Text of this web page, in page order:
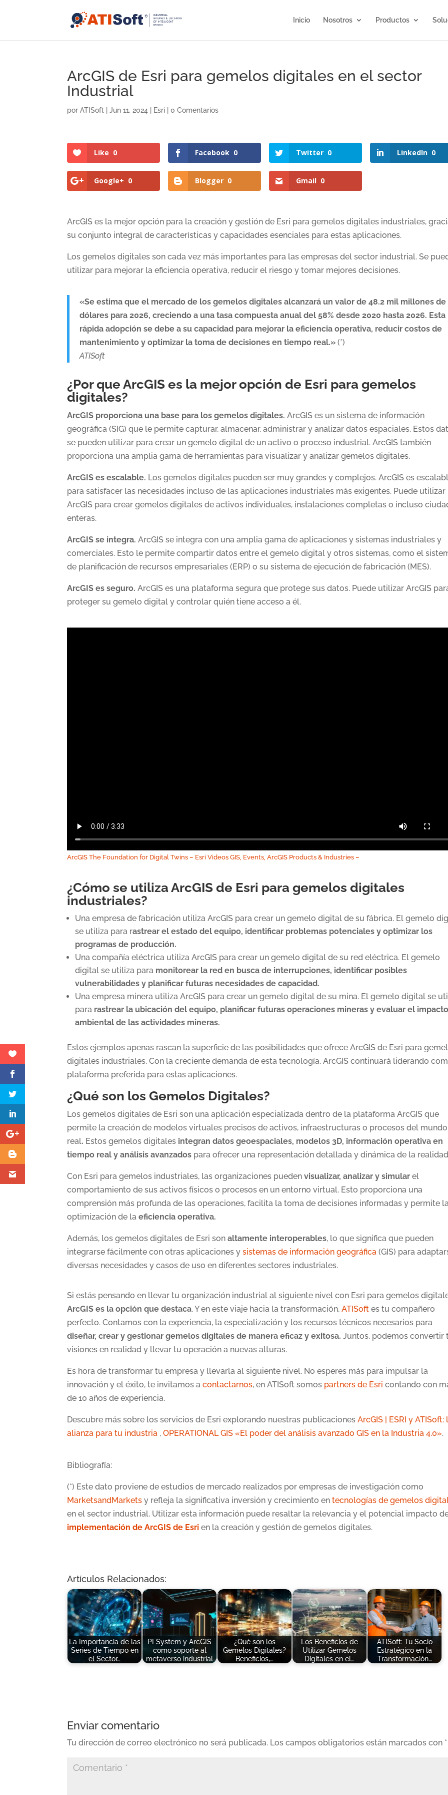
Inicio Nosotros Productos
ArcGIS de Esri para gemelos digitales en el sector
Industrial
porATISoft |Jun 11, 2024 Esri |0 Comentarios
Like 0 Facebook 0 Twitter 0 LinkedIn 0
Google+ 0 Blogger 0 Gmail 0
ArcGIS es la mejor opción para la creación y gestión de Esri para gemelos digitales industriales,
su conjunto integral de características y capacidades esenciales para estas aplicaciones.
Los gemelos digitales son cada vez más importantes para las empresas del sector industrial. Se
utilizar para mejorar la eficiencia operativa, reducir el riesgo y tomar mejores decisiones.
«Se estima que el mercado de los gemelos digitales alcanzará un valor de 48.2 mil millones de
dólares para 2026, creciendo a una tasa compuesta anual del 58% desde 2020 hasta 2026. Esta
rápida adopción se debe a su capacidad para mejorar la eficiencia operativa, reducir costos de
mantenimiento y optimizar la toma de decisiones en tiempo real.» (*)
ATISoft
¿Por que ArcGIS es la mejor opción de Esri para gemelos
digitales?
ArcGIS proporciona una base para los gemelos digitales. ArcGIS es un sistema de información
geográfica (SIG) que le permite capturar, almacenar, administrar y analizar datos espaciales. Estos
se pueden utilizar para crear un gemelo digital de un activo o proceso industrial. ArcGIS también
proporciona una amplia gama de herramientas para visualizar y analizar gemelos digitales.
ArcGIS es escalable. Los gemelos digitales pueden ser muy grandes y complejos. ArcGIS es
para satisfacer las necesidades incluso de las aplicaciones industriales más exigentes. Puede utilizar
ArcGIS para crear gemelos digitales de activos individuales, instalaciones completas o incluso
enteras.
ArcGIS se integra. ArcGIS se integra con una amplia gama de aplicaciones y sistemas industriales y
comerciales. Esto le permite compartir datos entre el gemelo digital y otros sistemas, como el
de planificación de recursos empresariales (ERP) o su sistema de ejecución de fabricación (MES).
ArcGIS es seguro. ArcGIS es una plataforma segura que protege sus datos. Puede utilizar ArcGIS
proteger su gemelo digital y controlar quién tiene acceso a él.
ArcGIS The Foundation for Digital Twins – Esri Videos GIS, Events, ArcGIS Products & Industries –
¿Cómo se utiliza ArcGIS de Esri para gemelos digitales
industriales?
Una empresa de fabricación utiliza ArcGIS para crear un gemelo digital de su fábrica. El gemelo
se utiliza para rastrear el estado del equipo, identificar problemas potenciales y optimizar los
programas de producción.
Una compañía eléctrica utiliza ArcGIS para crear un gemelo digital de su red eléctrica. El gemelo
digital se utiliza para monitorear la red en busca de interrupciones, identificar posibles
vulnerabilidades y planificar futuras necesidades de capacidad.
Una empresa minera utiliza ArcGIS para crear un gemelo digital de su mina. El gemelo digital se
para rastrear la ubicación del equipo, planificar futuras operaciones mineras y evaluar el impacto
ambiental de las actividades mineras.
Estos ejemplos apenas rascan la superficie de las posibilidades que ofrece ArcGIS de Esri para
digitales industriales. Con la creciente demanda de esta tecnología, ArcGIS continuará liderando
plataforma preferida para estas aplicaciones.
¿Qué son los Gemelos Digitales?
Los gemelos digitales de Esri son una aplicación especializada dentro de la plataforma ArcGIS que
permite la creación de modelos virtuales precisos de activos, infraestructuras o procesos del mundo
real. Estos gemelos digitales integran datos geoespaciales, modelos 3D, información operativa en
tiempo real y análisis avanzados para ofrecer una representación detallada y dinámica de la
Con Esri para gemelos industriales, las organizaciones puedenvisualizar, analizar y simularel
comportamiento de sus activos físicos o procesos en un entorno virtual. Esto proporciona una
comprensión más profunda de las operaciones, facilita la toma de decisiones informadas y permite
optimización de laeficiencia operativa.
Además, los gemelos digitales de Esri sonaltamente interoperables, lo que significa que pueden
integrarse fácilmente con otras aplicaciones ysistemas de información geográfica (GIS) para
diversas necesidades y casos de uso en diferentes sectores industriales.
Si estás pensando en llevar tu organización industrial al siguiente nivel con Esri para gemelos
ArcGIS es la opción que destaca. Y en este viaje hacia la transformación,ATISoft es tu compañero
perfecto. Contamos con la experiencia, la especialización y los recursos técnicos necesarios para
diseñar, crear y gestionar gemelos digitales de manera eficaz y exitosa. Juntos, podemos convertir
visiones en realidad y llevar tu operación a nuevas alturas.
Es hora de transformar tu empresa y llevarla al siguiente nivel. No esperes más para impulsar la
innovación y el éxito, te invitamos acontactarnos, en ATISoft somos partners de Esri contando con
de 10 años de experiencia.
Descubre más sobre los servicios de Esri explorando nuestras publicacionesArcGIS | ESRI y ATISoft:
alianza para tu industria ,OPERATIONAL GIS «El poder del análisis avanzado GIS en la Industria 4.0».
Bibliografía:
(*) Este dato proviene de estudios de mercado realizados por empresas de investigación como
MarketsandMarkets y refleja la significativa inversión y crecimiento entecnologías de gemelos
en el sector industrial. Utilizar esta información puede resaltar la relevancia y el potencial impacto
implementación de ArcGIS de Esri en la creación y gestión de gemelos digitales.
Artículos Relacionados:
La Importancia de las
Series de Tiempo en
el Sector…
PI System y ArcGIS
como soporte al
metaverso industrial
¿Qué son los
Gemelos Digitales?
Beneficios,…
Los Beneficios de
Utilizar Gemelos
Digitales en el…
ATISoft: Tu Socio
Estratégico en la
Transformación…
Enviar comentario
Tu dirección de correo electrónico no será publicada. Los campos obligatorios están marcados con *